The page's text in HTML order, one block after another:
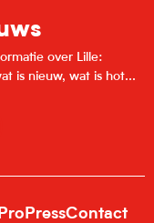
over Lille:
is nieuw, wat is hot...
Pro PressContact